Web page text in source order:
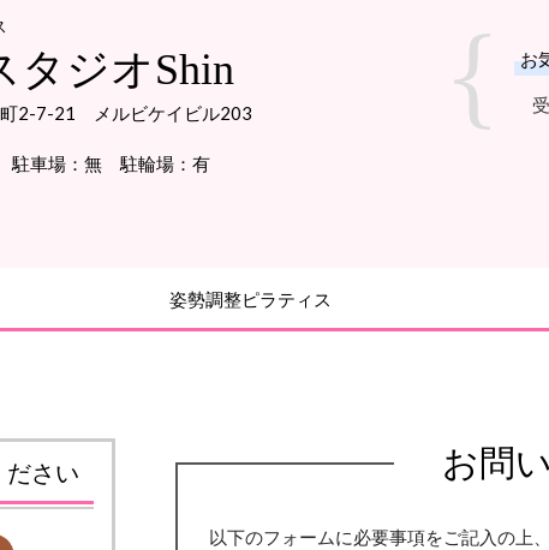
タジオShin
2-7-21 メルビケイビル203
駐車場：無 駐輪場：有
お
姿勢調整ピラティス
お問
以下のフォームに必要事項をご記入の上
ださい